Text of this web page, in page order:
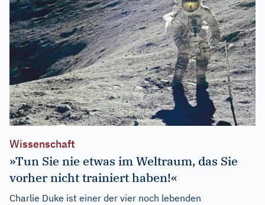
Wissenschaft
»Tun Sie nie etwas im Weltraum, das Sie
vorher nicht trainiert haben!«
Charlie Duke ist einer der vier noch lebenden